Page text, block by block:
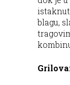
blagu,